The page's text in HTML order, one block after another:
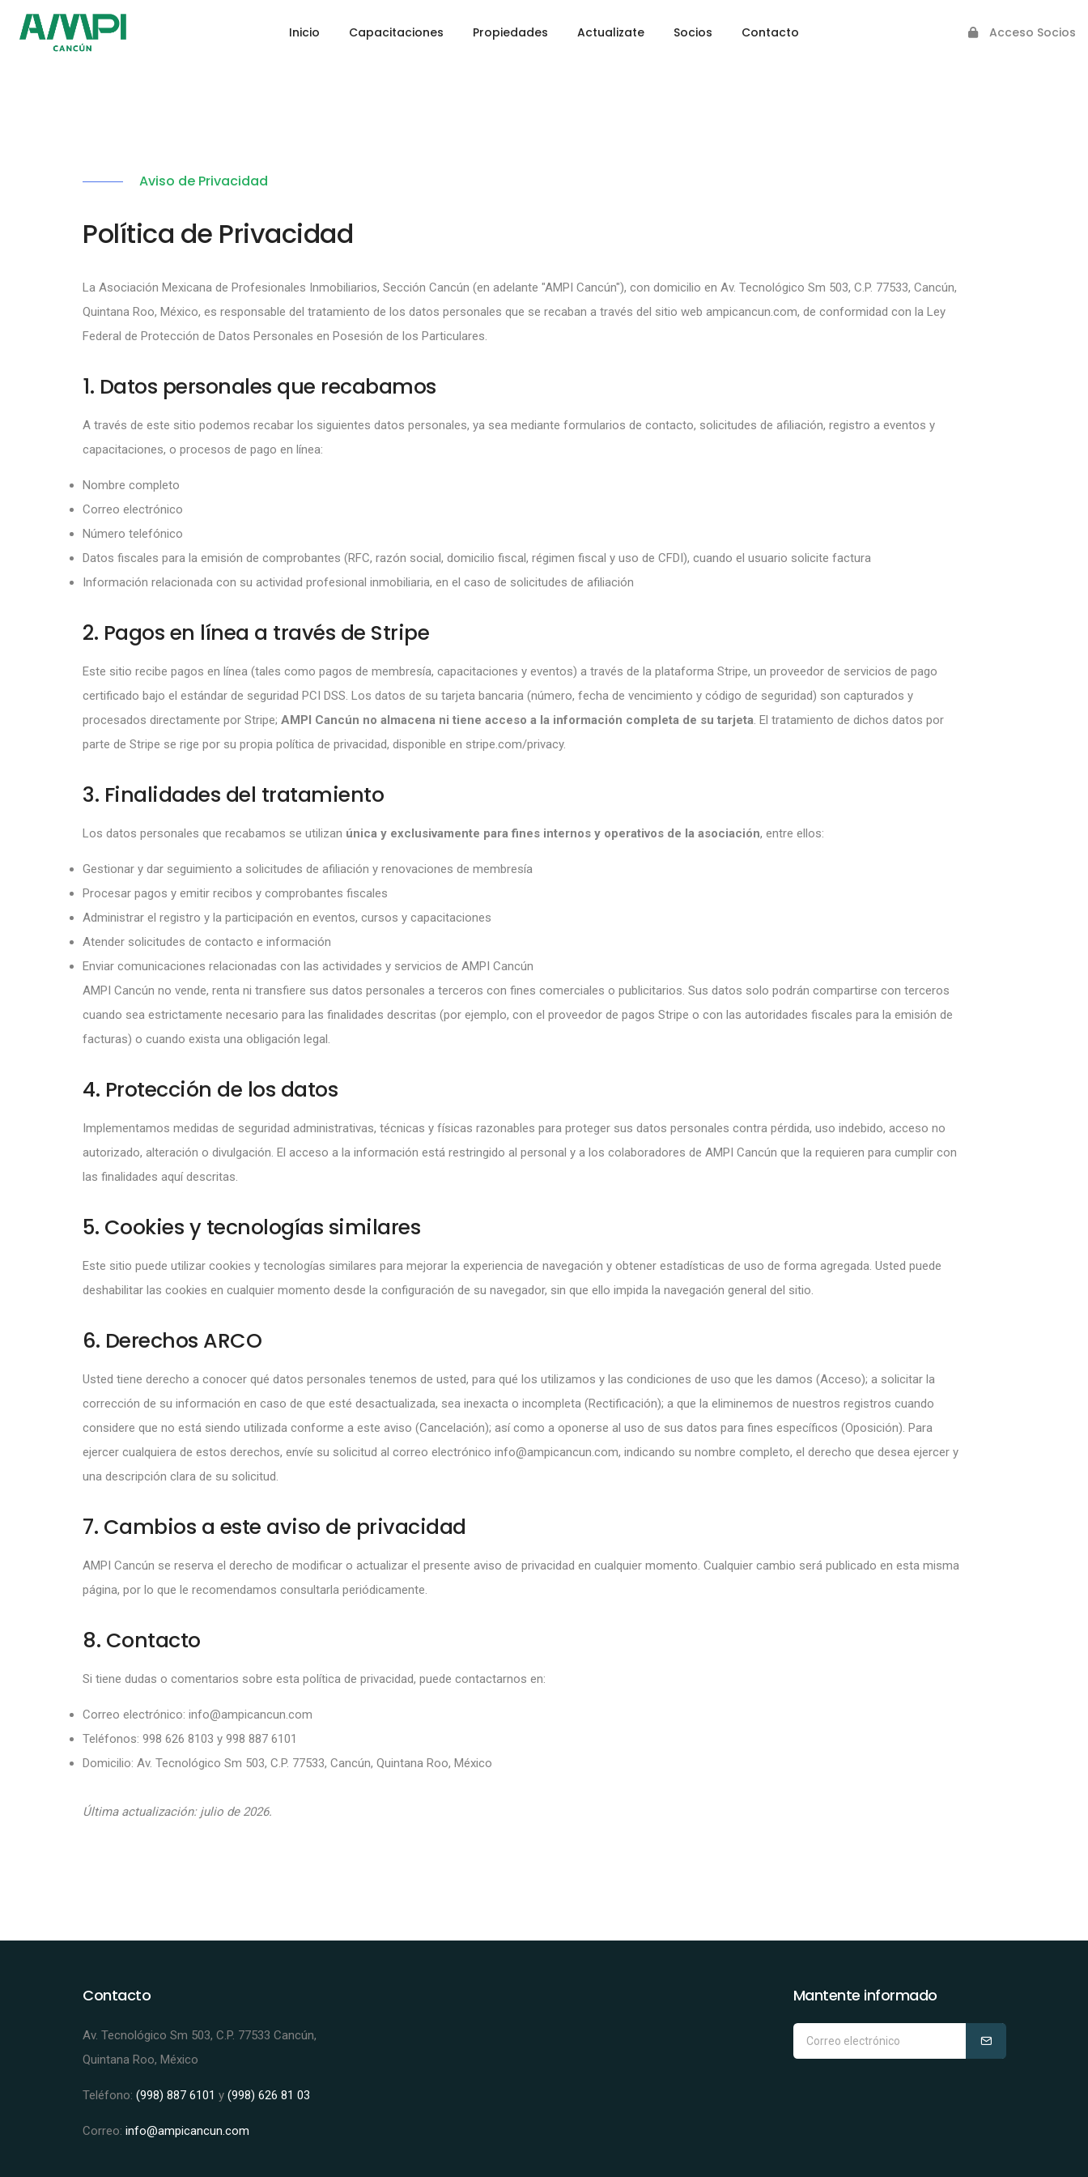
Inicio Capacitaciones Propiedades Actualizate Socios Contacto Acceso Socios
Aviso de Privacidad
Política de Privacidad
La Asociación Mexicana de Profesionales Inmobiliarios, Sección Cancún (en adelante "AMPI Cancún"), con domicilio en Av. Tecnológico Sm 503, C.P. 77533, Cancún,
Quintana Roo, México, es responsable del tratamiento de los datos personales que se recaban a través del sitio web ampicancun.com, de conformidad con la Ley
Federal de Protección de Datos Personales en Posesión de los Particulares.
1. Datos personales que recabamos
A través de este sitio podemos recabar los siguientes datos personales, ya sea mediante formularios de contacto, solicitudes de afiliación, registro a eventos y
capacitaciones, o procesos de pago en línea:
Nombre completo
Correo electrónico
Número telefónico
Datos fiscales para la emisión de comprobantes (RFC, razón social, domicilio fiscal, régimen fiscal y uso de CFDI), cuando el usuario solicite factura
Información relacionada con su actividad profesional inmobiliaria, en el caso de solicitudes de afiliación
2. Pagos en línea a través de Stripe
Este sitio recibe pagos en línea (tales como pagos de membresía, capacitaciones y eventos) a través de la plataforma Stripe, un proveedor de servicios de pago
certificado bajo el estándar de seguridad PCI DSS. Los datos de su tarjeta bancaria (número, fecha de vencimiento y código de seguridad) son capturados y
procesados directamente por Stripe; AMPI Cancún no almacena ni tiene acceso a la información completa de su tarjeta. El tratamiento de dichos datos por
parte de Stripe se rige por su propia política de privacidad, disponible en stripe.com/privacy.
3. Finalidades del tratamiento
Los datos personales que recabamos se utilizan única y exclusivamente para fines internos y operativos de la asociación, entre ellos:
Gestionar y dar seguimiento a solicitudes de afiliación y renovaciones de membresía
Procesar pagos y emitir recibos y comprobantes fiscales
Administrar el registro y la participación en eventos, cursos y capacitaciones
Atender solicitudes de contacto e información
Enviar comunicaciones relacionadas con las actividades y servicios de AMPI Cancún
AMPI Cancún no vende, renta ni transfiere sus datos personales a terceros con fines comerciales o publicitarios. Sus datos solo podrán compartirse con terceros
cuando sea estrictamente necesario para las finalidades descritas (por ejemplo, con el proveedor de pagos Stripe o con las autoridades fiscales para la emisión de
facturas) o cuando exista una obligación legal.
4. Protección de los datos
Implementamos medidas de seguridad administrativas, técnicas y físicas razonables para proteger sus datos personales contra pérdida, uso indebido, acceso no
autorizado, alteración o divulgación. El acceso a la información está restringido al personal y a los colaboradores de AMPI Cancún que la requieren para cumplir con
las finalidades aquí descritas.
5. Cookies y tecnologías similares
Este sitio puede utilizar cookies y tecnologías similares para mejorar la experiencia de navegación y obtener estadísticas de uso de forma agregada. Usted puede
deshabilitar las cookies en cualquier momento desde la configuración de su navegador, sin que ello impida la navegación general del sitio.
6. Derechos ARCO
Usted tiene derecho a conocer qué datos personales tenemos de usted, para qué los utilizamos y las condiciones de uso que les damos (Acceso); a solicitar la
corrección de su información en caso de que esté desactualizada, sea inexacta o incompleta (Rectificación); a que la eliminemos de nuestros registros cuando
considere que no está siendo utilizada conforme a este aviso (Cancelación); así como a oponerse al uso de sus datos para fines específicos (Oposición). Para
ejercer cualquiera de estos derechos, envíe su solicitud al correo electrónico info@ampicancun.com, indicando su nombre completo, el derecho que desea ejercer y
una descripción clara de su solicitud.
7. Cambios a este aviso de privacidad
AMPI Cancún se reserva el derecho de modificar o actualizar el presente aviso de privacidad en cualquier momento. Cualquier cambio será publicado en esta misma
página, por lo que le recomendamos consultarla periódicamente.
8. Contacto
Si tiene dudas o comentarios sobre esta política de privacidad, puede contactarnos en:
Correo electrónico: info@ampicancun.com
Teléfonos: 998 626 8103 y 998 887 6101
Domicilio: Av. Tecnológico Sm 503, C.P. 77533, Cancún, Quintana Roo, México
Última actualización: julio de 2026.
Contacto
Av. Tecnológico Sm 503, C.P. 77533 Cancún,
Quintana Roo, México
Teléfono: (998) 887 6101 y (998) 626 81 03
Correo: info@ampicancun.com
Mantente informado